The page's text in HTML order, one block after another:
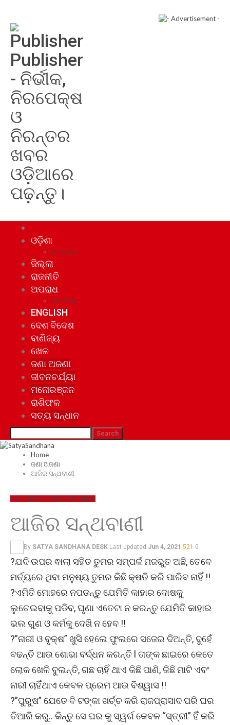
Publisher
- ନିର୍ଭୀକ,
ନିରପେକ୍ଷ
ଓ
ନିରନ୍ତର
ଖବର
ଓଡ଼ିଆରେ
ପଢ଼ନ୍ତୁ।
ଓଡ଼ିଶା
ମହାନଗର
ଜିଲ୍ଲା
ରାଜନୀତି
ଅପରାଧ
ଘୋଟାଲା
ENGLISH
ଦେଶ ବିଦେଶ
ବାଣିଜ୍ୟ
ଖେଳ
ଜଣା ଅଜଣା
ଜୀବନଚର୍ଯ୍ୟା
ମନୋରଞ୍ଜନ
ରାଶିଫଳ
ସତ୍ୟ ସନ୍ଧାନ
Home
ଜଣା ଅଜଣା
ଆଜିର ସନ୍ଥବାଣୀ
ଜଣା ଅଜଣାଜୀବନଚର୍ଯ୍ୟାମନୋରଞ୍ଜନ
ଆଜିର ସନ୍ଥବାଣୀ
By SATYA SANDHANA DESK Last updated Jun 4, 2021 521 0
?ଯଦି ଉପର ଵାଲା ସହିତ ତୁମର ସମ୍ପର୍କ ମଜଭୁତ ଅଛି, ତେବେ
ମର୍ତ୍ୟରେ ଥିବା ମନୁଷ୍ୟ ତୁମର କିଛି କ୍ଷତି କରି ପାରିବ ନାହିଁ !!
?ଏମିତି ମୋହରେ ନପଡନ୍ତୁ ଯେମିତି କାହାର ଦୋଷକୁ
ଲୁଚେଇବାକୁ ପଡିବ, ଘୃଣା ଏତେଟା ନ କରନ୍ତୁ ଯେମିତି କାହାର
ଭଲ ଗୁଣ ଓ କର୍ମକୁ ଦେଖି ନ ହେବ !!
?”ନାରୀ ଓ ବୃକ୍ଷ” ଖୁସି ହେଲେ ଫୁଲରେ ସଜେଇ ଦିଅନ୍ତି, ଦୁହେଁ
ବଢନ୍ତି ଆଉ ଶୋଭା ବର୍ଦ୍ଧନ କରନ୍ତି l ତାଙ୍କ ଛାଇରେ କେତେ
ଲୋକ ଖେଳି ବୁଲନ୍ତି, ଗଛ ଚାହିଁ ଥାଏ କିଛି ପାଣି, କିଛି ମାଟି ଏବଂ
ନାରୀ ଚାହିଁଥାଏ କେବଳ ପ୍ରେମ ଆଉ ବିଶ୍ୱାସ !!
?”ପୁରୁଷ” ଯେତେ ବି ଟଙ୍କା ଖର୍ଚ୍ଚ କରି ରାଜପ୍ରାସାଦ ପରି ଘର
ତିଆରି କରୁ.. କିନ୍ତୁ ସେ ଘର କୁ ସ୍ୱର୍ଗ କେବଳ “ସ୍ତ୍ରୀ” ହିଁ କରି